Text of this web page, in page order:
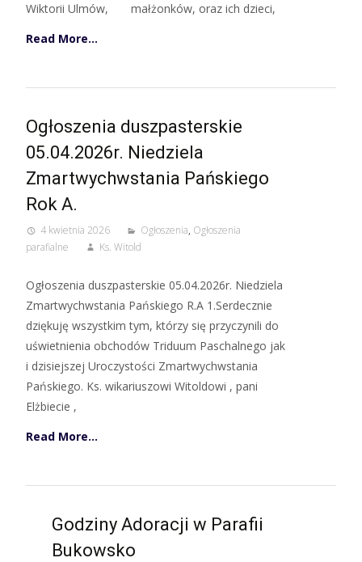
Wiktorii Ulmów, małżonków, oraz ich dzieci,
Read More…
Ogłoszenia duszpasterskie
05.04.2026r. Niedziela
Zmartwychwstania Pańskiego
Rok A.
4 kwietnia 2026 Ogłoszenia, Ogłoszenia
parafialne
Ks. Witold
Ogłoszenia duszpasterskie 05.04.2026r. Niedziela
Zmartwychwstania Pańskiego R.A 1.Serdecznie
dziękuję wszystkim tym, którzy się przyczynili do
uświetnienia obchodów Triduum Paschalnego jak
i dzisiejszej Uroczystości Zmartwychwstania
Pańskiego. Ks. wikariuszowi Witoldowi , pani
Elżbiecie ,
Read More…
Godziny Adoracji w Parafii
Bukowsko